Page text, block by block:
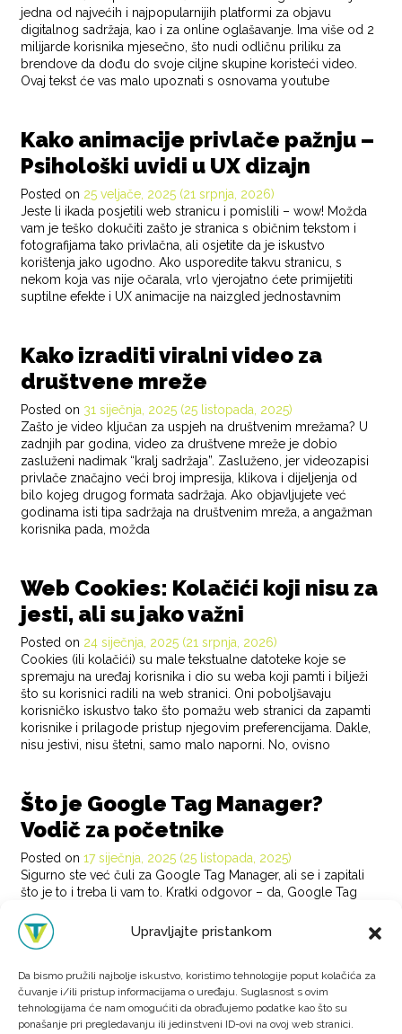
Upravljajte pristankom
Da bismo pružili najbolje iskustvo, koristimo tehnologije poput kolačića za
čuvanje i/ili pristup informacijama o uređaju. Suglasnost s ovim
tehnologijama će nam omogućiti da obrađujemo podatke kao što su
ponašanje pri pregledavanju ili jedinstveni ID-ovi na ovoj web stranici.
jedna od najvećih i najpopularnijih platformi za objavu
digitalnog sadržaja, kao i za online oglašavanje. Ima više od 2
milijarde korisnika mjesečno, što nudi odličnu priliku za
brendove da dođu do svoje ciljne skupine koristeći video.
Ovaj tekst će vas malo upoznati s osnovama youtube
Kako animacije privlače pažnju –
Psihološki uvidi u UX dizajn
Posted on 25 veljače, 2025 (21 srpnja, 2026)
Jeste li ikada posjetili web stranicu i pomislili – wow! Možda
vam je teško dokučiti zašto je stranica s običnim tekstom i
fotografijama tako privlačna, ali osjetite da je iskustvo
korištenja jako ugodno. Ako usporedite takvu stranicu, s
nekom koja vas nije očarala, vrlo vjerojatno ćete primijetiti
suptilne efekte i UX animacije na naizgled jednostavnim
Kako izraditi viralni video za
društvene mreže
Posted on 31 siječnja, 2025 (25 listopada, 2025)
Zašto je video ključan za uspjeh na društvenim mrežama? U
zadnjih par godina, video za društvene mreže je dobio
zasluženi nadimak “kralj sadržaja”. Zasluženo, jer videozapisi
privlače značajno veći broj impresija, klikova i dijeljenja od
bilo kojeg drugog formata sadržaja. Ako objavljujete već
godinama isti tipa sadržaja na društvenim mreža, a angažman
korisnika pada, možda
Web Cookies: Kolačići koji nisu za
jesti, ali su jako važni
Posted on 24 siječnja, 2025 (21 srpnja, 2026)
Cookies (ili kolačići) su male tekstualne datoteke koje se
spremaju na uređaj korisnika i dio su weba koji pamti i bilježi
što su korisnici radili na web stranici. Oni poboljšavaju
korisničko iskustvo tako što pomažu web stranici da zapamti
korisnike i prilagode pristup njegovim preferencijama. Dakle,
nisu jestivi, nisu štetni, samo malo naporni. No, ovisno
Što je Google Tag Manager?
Vodič za početnike
Posted on17 siječnja, 2025 (25 listopada, 2025)
Sigurno ste već čuli za Google Tag Manager, ali se i zapitali
što je to i treba li vam to. Kratki odgovor – da, Google Tag
unaprijediti vaše poslovanje. Dugi odgovor slijedi niže. Za
početak najjednostavnije objašnjeno – Google Tag Manager
POSTED INBLOG
Posts navigation
1 2 3 … 8 »